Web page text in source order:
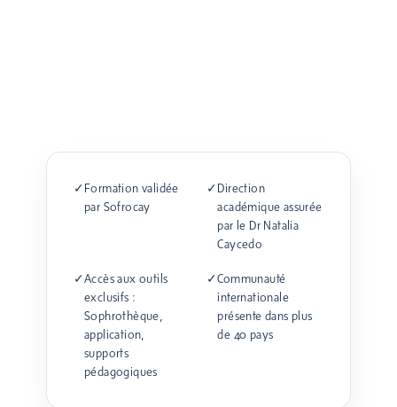
✓ Formation validée
par Sofrocay
✓ Direction
académique assurée
par le Dr Natalia
Caycedo
✓Accès aux outils
exclusifs :
Sophrothèque,
application,
supports
pédagogiques
✓Communauté
internationale
présente dans plus
de 40 pays